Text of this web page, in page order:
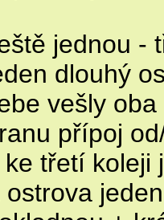
jednou -
dlouhý
vešly
přípoj
ke třetí koleji
ostrova